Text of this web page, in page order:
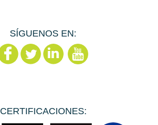
SÍGUENOS EN:
CERTIFICACIONES: